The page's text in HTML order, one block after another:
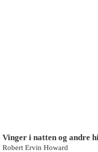
Robert Ervin Howard